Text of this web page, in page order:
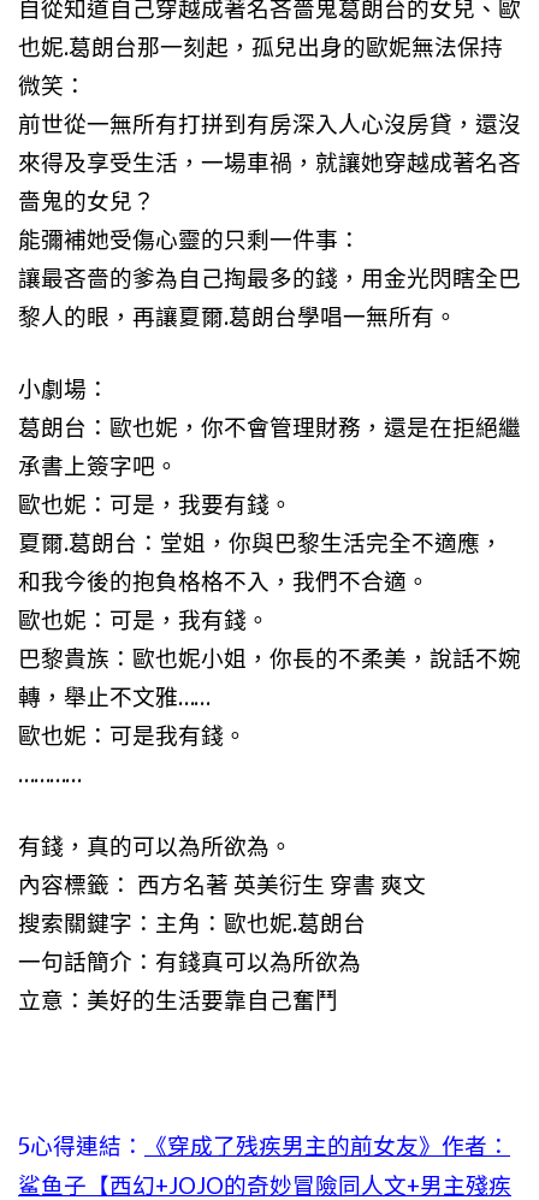
自從知道自己穿越成著名吝嗇鬼葛朗台的女兒、歐
也妮.葛朗台那一刻起，孤兒出身的歐妮無法保持
微笑：
前世從一無所有打拼到有房深入人心沒房貸，還沒
來得及享受生活，一場車禍，就讓她穿越成著名吝
嗇鬼的女兒？
能彌補她受傷心靈的只剩一件事：
讓最吝嗇的爹為自己掏最多的錢，用金光閃瞎全巴
黎人的眼，再讓夏爾.葛朗台學唱一無所有。
小劇場：
葛朗台：歐也妮，你不會管理財務，還是在拒絕繼
承書上簽字吧。
歐也妮：可是，我要有錢。
夏爾.葛朗台：堂姐，你與巴黎生活完全不適應，
和我今後的抱負格格不入，我們不合適。
歐也妮：可是，我有錢。
巴黎貴族：歐也妮小姐，你長的不柔美，說話不婉
轉，舉止不文雅……
歐也妮：可是我有錢。
…………
有錢，真的可以為所欲為。
內容標籤： 西方名著 英美衍生 穿書 爽文
搜索關鍵字：主角：歐也妮.葛朗台
一句話簡介：有錢真可以為所欲為
立意：美好的生活要靠自己奮鬥
5心得連結：
《穿成了残疾男主的前女友》作者：
鲨鱼子【西幻+JOJO的奇妙冒險同人文+男主殘疾